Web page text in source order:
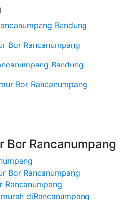
Bandung
Bor Rancanumpang
Bandung
Bor Rancanumpang
Bor Rancanumpang
Bor Rancanumpang
Rancanumpang
diRancanumpang